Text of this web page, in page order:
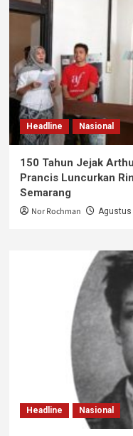
Headline Nasional
150 Tahun Jejak
Prancis Luncurkan
Semarang
Nor Rochman Agustus
Headline Nasional